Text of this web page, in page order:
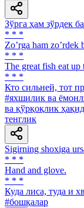
Зўрга ҳам зўрдек
* * *
Zoʼrga ham zoʼrdek
* * *
The great fish eat up
* * *
Кто сильней, тот
#яхшилик ва
ва қўрқоқлик
тенглик
Sigirning shoxiga
* * *
Hand and glove.
* * *
Куда лиса, туда и
#бошқалар